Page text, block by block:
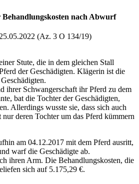
nach Abwurf
(Az. 3 O 134/19)
Stute, die in dem gleichen Stall
der Geschädigten. Klägerin ist die
ihrer Schwangerschaft ihr Pferd zu dem
bat die Tochter der Geschädigten,
Allerdings wusste sie, dass sich auch
deren Tochter um das Pferd kümmern
am 04.12.2017 mit dem Pferd ausritt,
warf die Geschädigte ab.
ihren Arm. Die Behandlungskosten, die
sich auf 5.175,29 €.